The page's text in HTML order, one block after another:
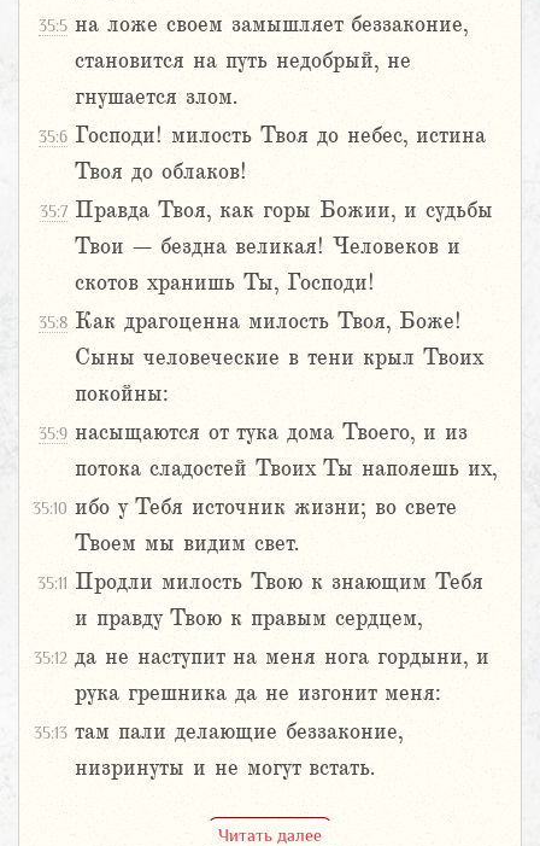
35:5 на ложе своем замышляет беззаконие,
становится на путь недобрый, не
гнушается злом.
35:6 Господи! милость Твоя до небес, истина
Твоя до облаков!
35:7 Правда Твоя, как горы Божии, и судьбы
Твои – бездна великая! Человеков и
скотов хранишь Ты, Господи!
35:8 Как драгоценна милость Твоя, Боже!
Сыны человеческие в тени крыл Твоих
покойны:
35:9 насыщаются от тука дома Твоего, и из
потока сладостей Твоих Ты напояешь их,
35:10 ибо у Тебя источник жизни; во свете
Твоем мы видим свет.
35:11 Продли милость Твою к знающим Тебя
и правду Твою к правым сердцем,
35:12 да не наступит на меня нога гордыни, и
рука грешника да не изгонит меня:
35:13 там пали делающие беззаконие,
низринуты и не могут встать.
Читать далее